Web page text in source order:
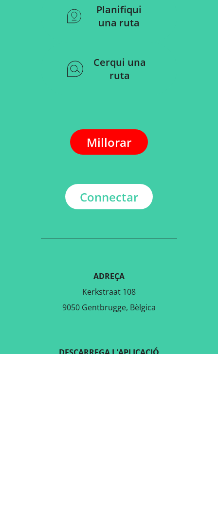
Planifiqui
una ruta
Cerqui una
ruta
Millorar
Connectar
ADREÇA
Kerkstraat 108
9050 Gentbrugge, Bèlgica
DESCARREGA L'APLICACIÓ